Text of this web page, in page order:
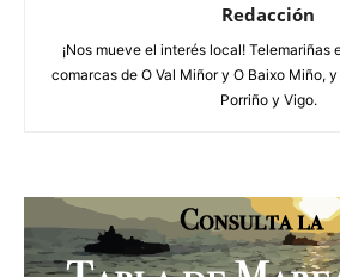
Redacción
¡Nos mueve el interés local! Telemariñas
comarcas de O Val Miñor y O Baixo Miño,
Porriño y Vigo.